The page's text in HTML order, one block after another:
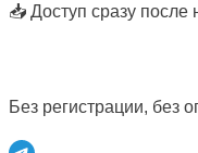
📥 Доступ сразу после
Без регистрации, без